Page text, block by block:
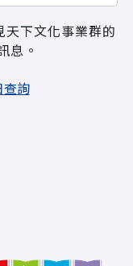
天下文化事業群的
息。
查詢